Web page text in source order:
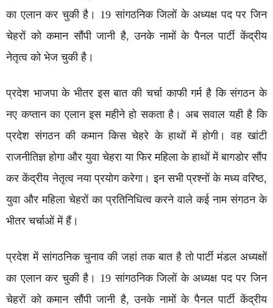
का एलान कर चुकी है। 19 सांगठनिक जिलों के अध्यक्ष पद पर जिन
चेहरों को कमान सौंपी जानी है, उनके नामों के पैनल पार्टी केंद्रीय
नेतृत्व को भेज चुकी है।
प्रदेश भाजपा के भीतर इस बात की चर्चा काफी गर्म है कि संगठन के
नए कप्तान का एलान इस महीने हो सकता है। अब सवाल यही है कि
प्रदेश संगठन की कमान किस चेहरे के हाथों में होगी। वह खांटी
राजनीतिज्ञ होगा और युवा चेहरा या फिर महिला के हाथों में बागडोर सौंप
कर केंद्रीय नेतृत्व नया प्रयोग करेगा। इन सभी प्रश्नों के मध्य वरिष्ठ,
युवा और महिला चेहरों का प्रतिनिधित्व करने वाले कई नाम संगठन के
भीतर चर्चाओं में हैं।
प्रदेश में सांगठनिक चुनाव की जहां तक बात है तो पार्टी मंडल अध्यक्षों
का एलान कर चुकी है। 19 सांगठनिक जिलों के अध्यक्ष पद पर जिन
चेहरों को कमान सौंपी जानी है, उनके नामों के पैनल पार्टी केंद्रीय